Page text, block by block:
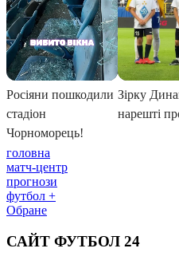
головна
матч-центр
прогнози
футбол +
Обране
САЙТ ФУТБОЛ 24